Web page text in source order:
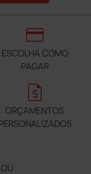
credit_card
ESCOLHA COMO
PAGAR
request_quote
ORÇAMENTOS